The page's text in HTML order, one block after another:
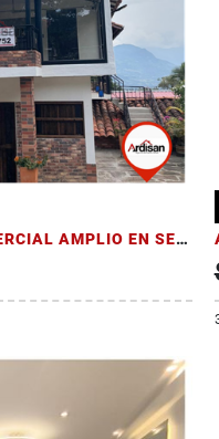
ARRIENDO LOCAL COMERCIAL AMPLIO EN SEGUNDO PISO